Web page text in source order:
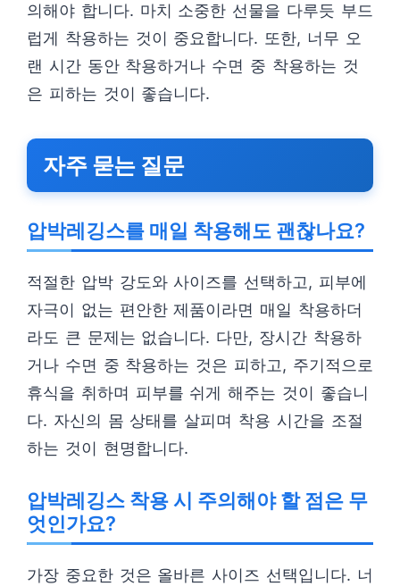
의해야 합니다. 마치 소중한 선물을 다루듯 부드
럽게 착용하는 것이 중요합니다. 또한, 너무 오
랜 시간 동안 착용하거나 수면 중 착용하는 것
은 피하는 것이 좋습니다.
자주 묻는 질문
압박레깅스를 매일 착용해도 괜찮나요?
적절한 압박 강도와 사이즈를 선택하고, 피부에
자극이 없는 편안한 제품이라면 매일 착용하더
라도 큰 문제는 없습니다. 다만, 장시간 착용하
거나 수면 중 착용하는 것은 피하고, 주기적으로
휴식을 취하며 피부를 쉬게 해주는 것이 좋습니
다. 자신의 몸 상태를 살피며 착용 시간을 조절
하는 것이 현명합니다.
압박레깅스 착용 시 주의해야 할 점은 무
엇인가요?
가장 중요한 것은 올바른 사이즈 선택입니다. 너